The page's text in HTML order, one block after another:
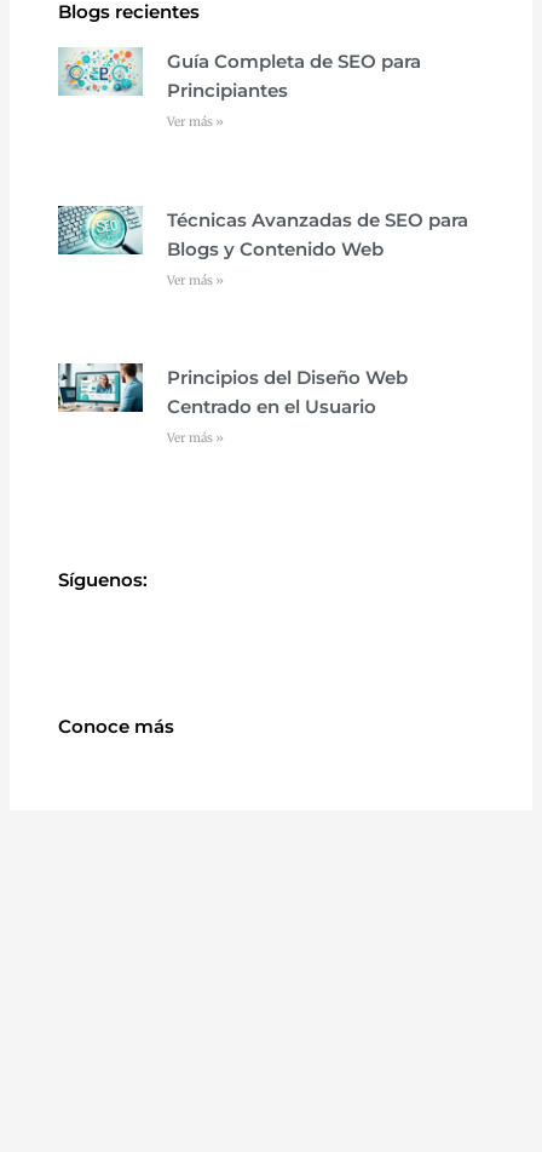
Blogs recientes
Guía Completa de SEO para
Principiantes
Ver más »
Técnicas Avanzadas de SEO para
Blogs y Contenido Web
Ver más »
Principios del Diseño Web
Centrado en el Usuario
Ver más »
Síguenos:
Conoce más